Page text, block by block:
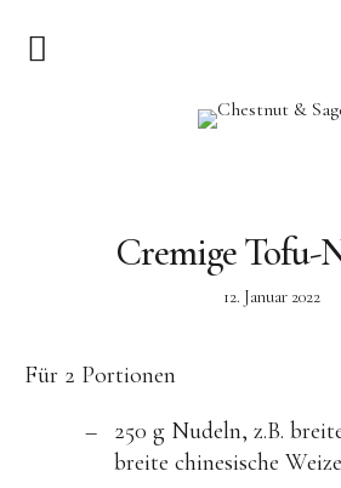
Chestnut & SageHome
Rezepte
Vorspeisen
Salat
Cremige Tofu-
12. Januar 2022
Für 2 Portionen
250 g Nudeln, z.B.
breite chinesische